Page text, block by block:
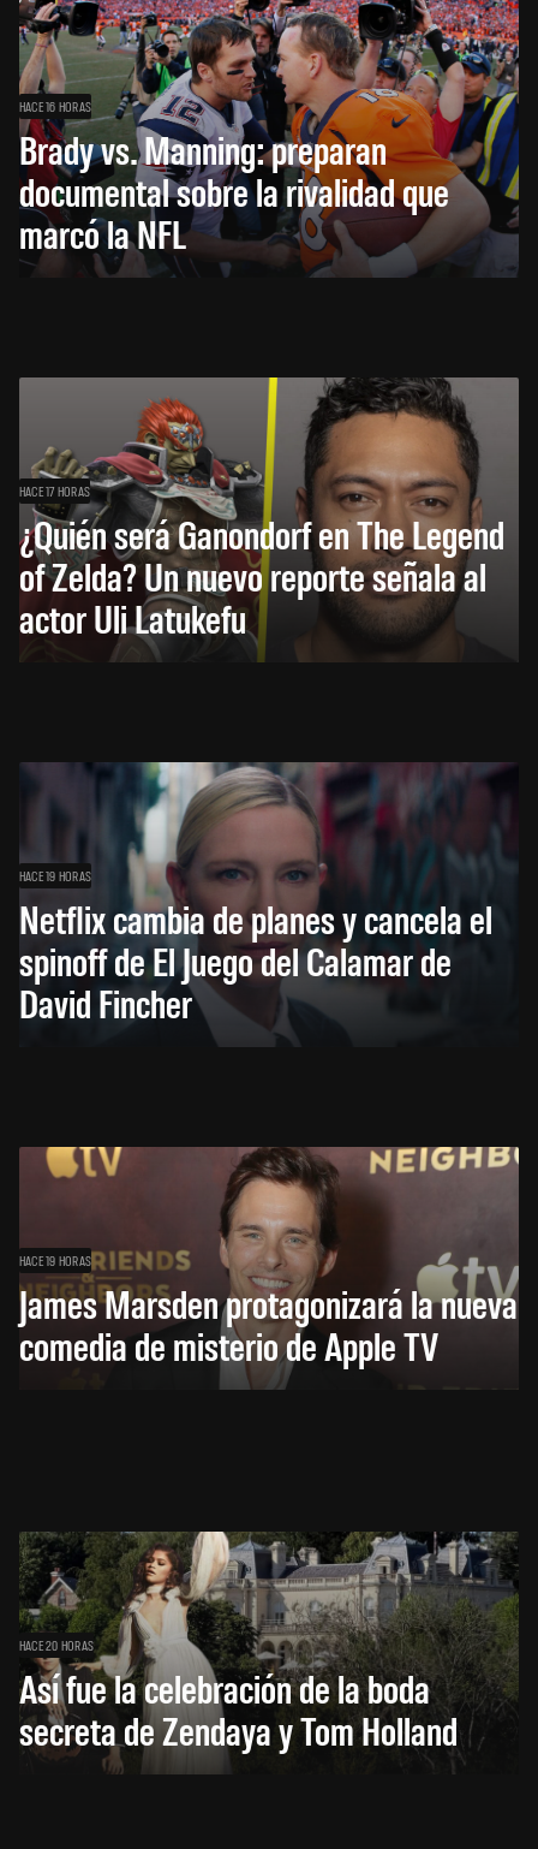
HACE 16 HORAS
Brady vs. Manning: preparan
documental sobre la rivalidad que
marcó la NFL
HACE 17 HORAS
¿Quién será Ganondorf en The Legend
of Zelda? Un nuevo reporte señala al
actor Uli Latukefu
HACE 19 HORAS
Netflix cambia de planes y cancela el
spinoff de El Juego del Calamar de
David Fincher
HACE 19 HORAS
James Marsden protagonizará la nueva
comedia de misterio de Apple TV
HACE 20 HORAS
Así fue la celebración de la boda
secreta de Zendaya y Tom Holland